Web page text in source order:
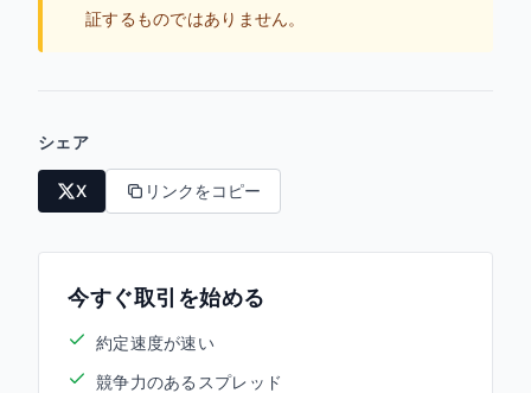
証するものではありません。
シェア
X リンクをコピー
今すぐ取引を始める
約定速度が速い
競争力のあるスプレッド